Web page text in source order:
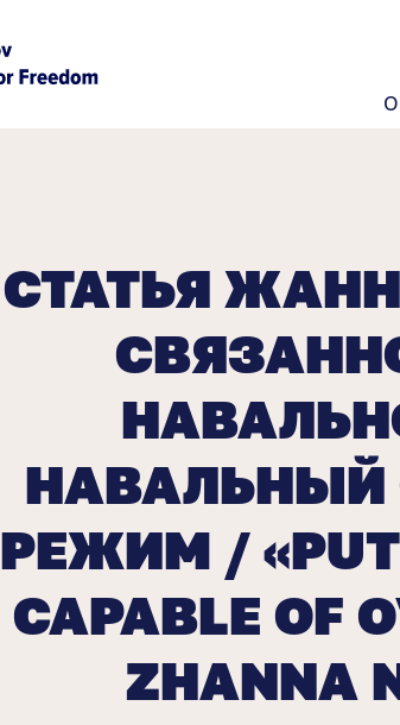
СТАТЬЯ
НАВАЛЬНЫЙ
РЕЖИМ /
CAPABLE OF
ZHANNA